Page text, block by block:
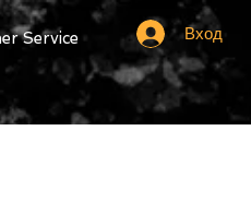
Service Вход